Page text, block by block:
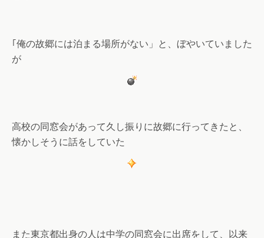
｢俺の故郷には泊まる場所がない」と、ぼやいていました
が
高校の同窓会があって久し振りに故郷に行ってきたと、
懐かしそうに話をしていた
また東京都出身の人は中学の同窓会に出席をして、以来